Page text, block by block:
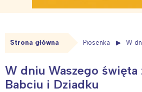
Strona główna Piosenka W
W dniu Waszego święta
Babciu i Dziadku